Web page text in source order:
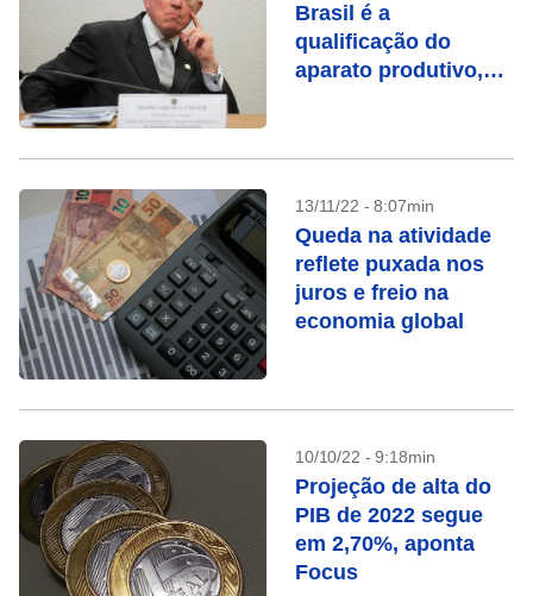
Brasil é a
qualificação do
aparato produtivo,
13/11/22 - 8:07min
Queda na atividade
reflete puxada nos
juros e freio na
economia global
10/10/22 - 9:18min
Projeção de alta do
PIB de 2022 segue
em 2,70%, aponta
Focus